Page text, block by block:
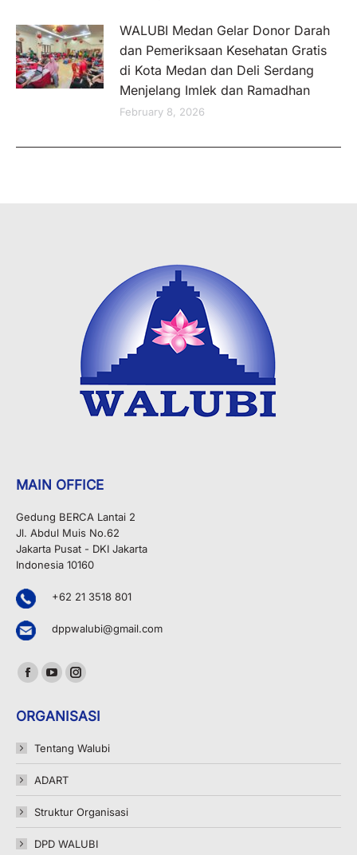
WALUBI Medan Gelar Donor Darah
dan Pemeriksaan Kesehatan Gratis
di Kota Medan dan Deli Serdang
Menjelang Imlek dan Ramadhan
February 8, 2026
MAIN OFFICE
Gedung BERCA Lantai 2
Jl. Abdul Muis No.62
Jakarta Pusat - DKI Jakarta
Indonesia 10160
+62 21 3518 801
dppwalubi@gmail.com
Find us on:
Facebook
opens
in
new
window
YouTube
opens
in
new
window
Instagram
opens
in
new
ORGANISASI
Tentang Walubi
ADART
Struktur Organisasi
DPD WALUBI